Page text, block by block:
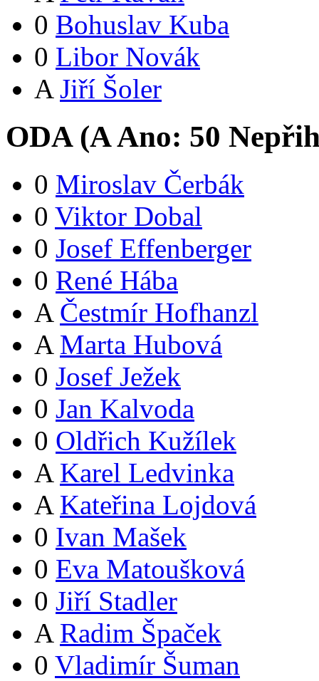
0 Bohuslav Kuba
0 Libor Novák
A Jiří Šoler
ODA (AAno: 50
0 Miroslav Čerbák
0 Viktor Dobal
0 Josef Effenberger
0 René Hába
A Čestmír Hofhanzl
A Marta Hubová
0 Josef Ježek
0 Jan Kalvoda
0 Oldřich Kužílek
A Karel Ledvinka
A Kateřina Lojdová
0 Ivan Mašek
0 Eva Matoušková
0 Jiří Stadler
A Radim Špaček
0 Vladimír Šuman